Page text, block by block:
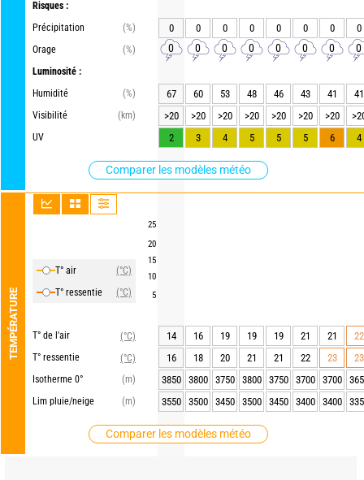
Risques :
Précipitation
(%)
Orage
(%)
Luminosité :
Humidité
(%)
Visibilité
(km)
UV
Comparer les modèles météo
TEMPÉRATURE
T° air
(°C)
T° ressentie
(°C)
T° de l'air
(°C)
T° ressentie
(°C)
Isotherme 0°
(m)
Lim pluie/neige
(m)
Comparer les modèles météo
25
20
15
10
5
0 0 0 0 0 0 0 0
0 0 0 0 0 0 0 0
67 60 53 48 46 43 41
41
>20
>20 >20 >20 >20 >20 >20
2
3 4 5 5 5 6 4
14 16 19 19 19 21 21
22
16
18 20 21 21 22 23
23
3850
3800 3750 3800 3750 3700 3700
3550
3500 3450 3500 3450 3400 3400